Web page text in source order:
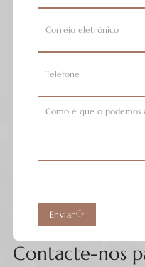
Contacte-nos
Enviar